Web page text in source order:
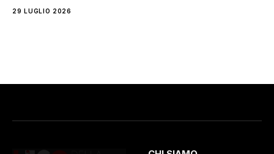
29 LUGLIO 2026